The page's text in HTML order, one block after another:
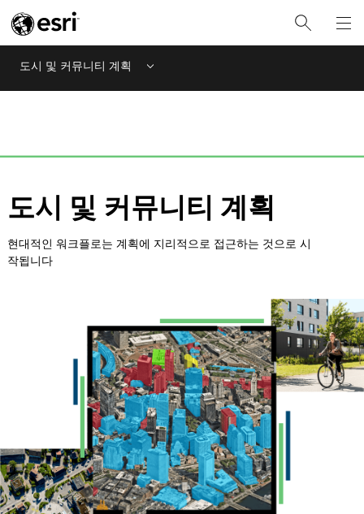
도시 및 커뮤니티 계획 Menu
도시 및 커뮤니티 계획
현대적인 워크플로는 계획에 지리적으로 접근하는 것으로 시
작됩니다